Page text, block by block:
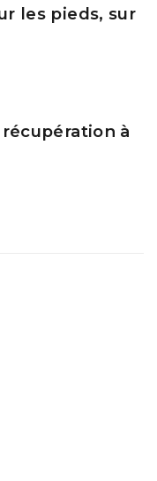
les pieds, sur
à